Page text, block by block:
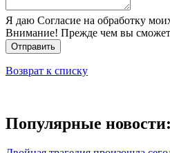
Я даю Согласие на обработку
Внимание! Прежде чем вы
Отправить
Возврат к списку
Популярные новости: